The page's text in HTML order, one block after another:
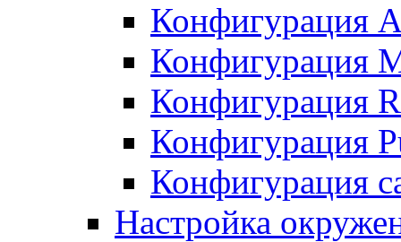
Конфигурация
Конфигурация
Конфигурация
Конфигурация
Конфигурация
Настройка